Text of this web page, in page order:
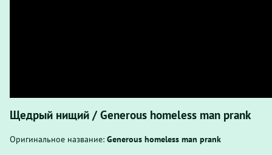
Щедрый нищий / Generous homeless man prank
Оригинальное название: Generous homeless man prank